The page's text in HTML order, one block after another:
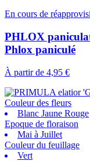
En cours de
PHLOX
Phlox paniculé
À partir de 4,95 €
Couleur des fleurs
Blanc Jaune Rouge
Epoque de floraison
Mai à Juillet
Couleur du feuillage
Vert